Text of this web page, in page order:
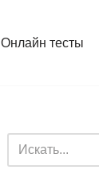
Онлайн тесты